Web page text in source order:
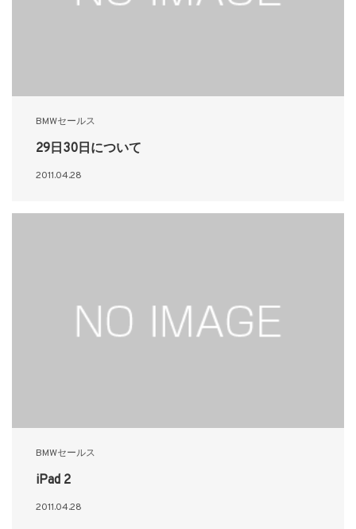
BMWセールス
29日30日について
2011.04.28
BMWセールス
iPad 2
2011.04.28